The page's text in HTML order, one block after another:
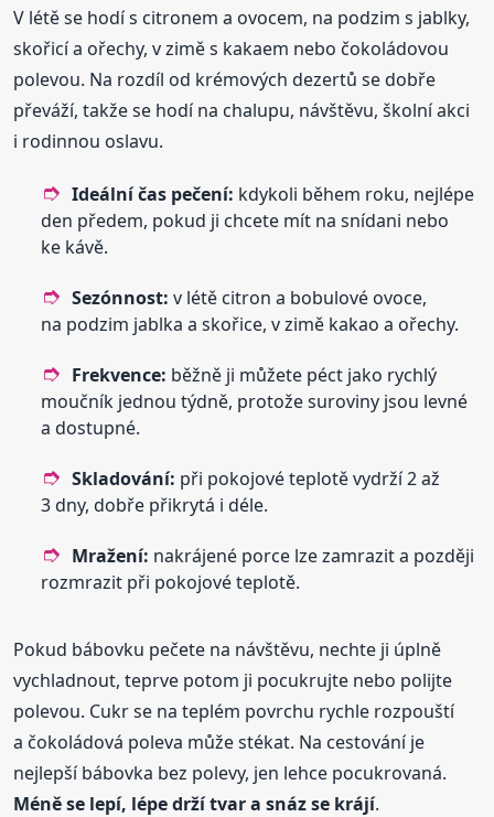
V létě se hodí s citronem a ovocem, na podzim s jablky,
skořicí a ořechy, v zimě s kakaem nebo čokoládovou
polevou. Na rozdíl od krémových dezertů se dobře
převáží, takže se hodí na chalupu, návštěvu, školní akci
i rodinnou oslavu.
Ideální čas pečení: kdykoli během roku, nejlépe
den předem, pokud ji chcete mít na snídani nebo
ke kávě.
Sezónnost: v létě citron a bobulové ovoce,
na podzim jablka a skořice, v zimě kakao a ořechy.
Frekvence: běžně ji můžete péct jako rychlý
moučník jednou týdně, protože suroviny jsou levné
a dostupné.
Skladování: při pokojové teplotě vydrží 2 až
3 dny, dobře přikrytá i déle.
Mražení: nakrájené porce lze zamrazit a později
rozmrazit při pokojové teplotě.
Pokud bábovku pečete na návštěvu, nechte ji úplně
vychladnout, teprve potom ji pocukrujte nebo polijte
polevou. Cukr se na teplém povrchu rychle rozpouští
a čokoládová poleva může stékat. Na cestování je
nejlepší bábovka bez polevy, jen lehce pocukrovaná.
Méně se lepí, lépe drží tvar a snáz se krájí.